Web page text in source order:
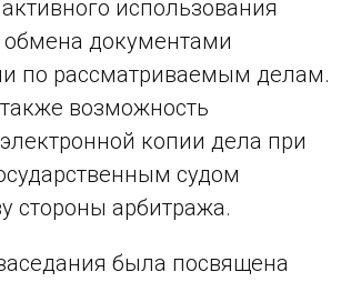
использования
обмена документами
по рассматриваемым делам.
возможность
копии дела при
судом
стороны арбитража.
была посвящена